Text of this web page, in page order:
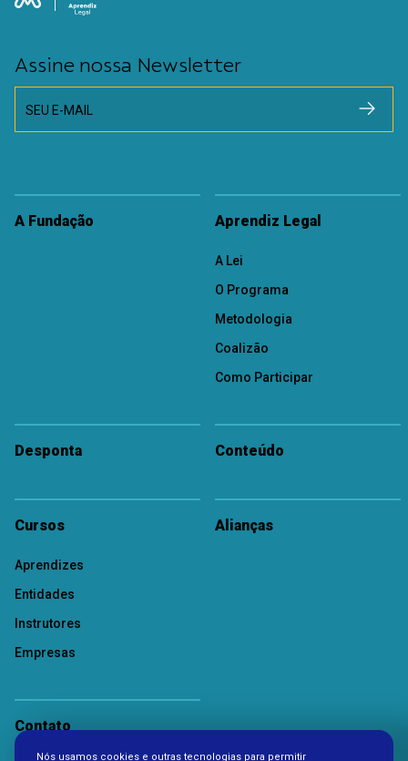
Assine nossa Newsletter
SEU E-MAIL
A Fundação Aprendiz Legal
A Lei
O Programa
Metodologia
Coalizão
Como Participar
Desponta Conteúdo
Cursos
Aprendizes
Entidades
Instrutores
Empresas
Alianças
Contato
Nós usamos cookies e outras tecnologias para permitir